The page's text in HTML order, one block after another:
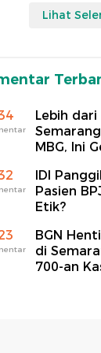
Lihat
Lebih
MBG, Ini
IDI
Pasien
Etik?
BGN
di
700-an